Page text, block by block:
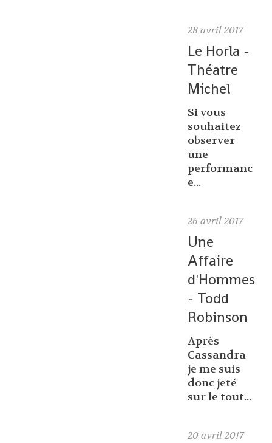
28 avril 2017
Le Horla -
Théatre
Michel
Si vous
souhaitez
observer
une
performanc
e...
26 avril 2017
Une
Affaire
d'Hommes
- Todd
Robinson
Après
Cassandra
je me suis
donc jeté
sur le tout...
20 avril 2017